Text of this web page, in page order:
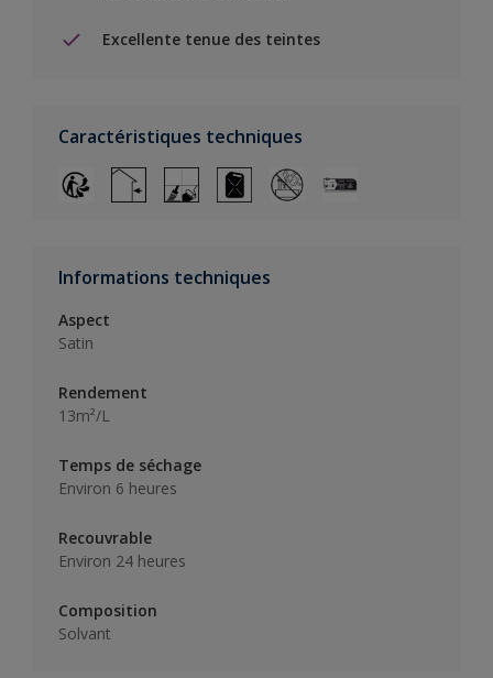
Excellente tenue des teintes
Caractéristiques techniques
Informations techniques
Aspect
Satin
Rendement
13m²/L
Temps de séchage
Environ 6 heures
Recouvrable
Environ 24 heures
Composition
Solvant